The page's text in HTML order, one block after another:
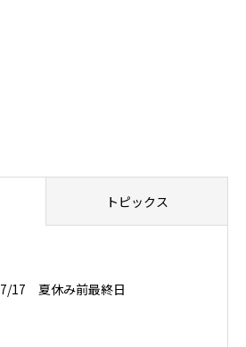
トピックス
7/17 夏休み前最終日